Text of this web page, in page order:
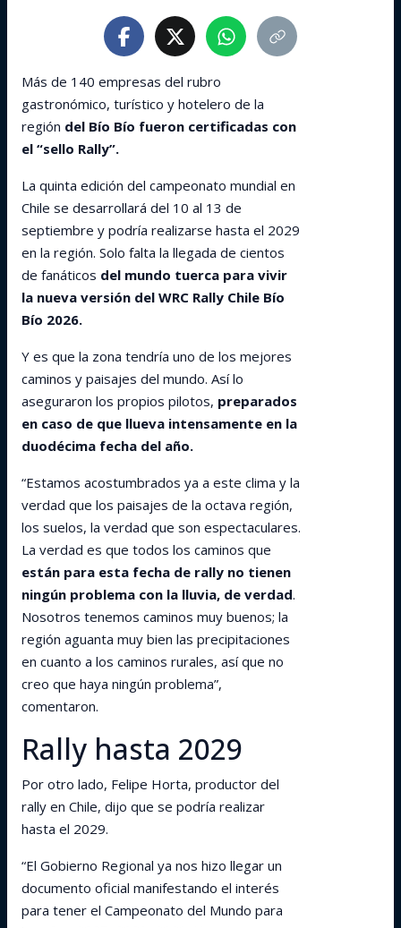
Más de 140 empresas del rubro
gastronómico, turístico y hotelero de la
región del Bío Bío fueron certificadas con
el “sello Rally”.
La quinta edición del campeonato mundial en
Chile se desarrollará del 10 al 13 de
septiembre y podría realizarse hasta el 2029
en la región. Solo falta la llegada de cientos
de fanáticos del mundo tuerca para vivir
la nueva versión del WRC Rally Chile Bío
Bío 2026.
Y es que la zona tendría uno de los mejores
caminos y paisajes del mundo. Así lo
aseguraron los propios pilotos, preparados
en caso de que llueva intensamente en la
duodécima fecha del año.
“Estamos acostumbrados ya a este clima y la
verdad que los paisajes de la octava región,
los suelos, la verdad que son espectaculares.
La verdad es que todos los caminos que
están para esta fecha de rally no tienen
ningún problema con la lluvia, de verdad.
Nosotros tenemos caminos muy buenos; la
región aguanta muy bien las precipitaciones
en cuanto a los caminos rurales, así que no
creo que haya ningún problema”,
comentaron.
Rally hasta 2029
Por otro lado, Felipe Horta, productor del
rally en Chile, dijo que se podría realizar
hasta el 2029.
“El Gobierno Regional ya nos hizo llegar un
documento oficial manifestando el interés
para tener el Campeonato del Mundo para